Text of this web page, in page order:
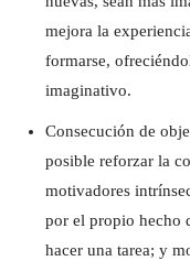
mejora la
formarse,
imaginativo.
Consecución de
posible reforzar la
motivadores
por el propio hecho
hacer una tarea; y